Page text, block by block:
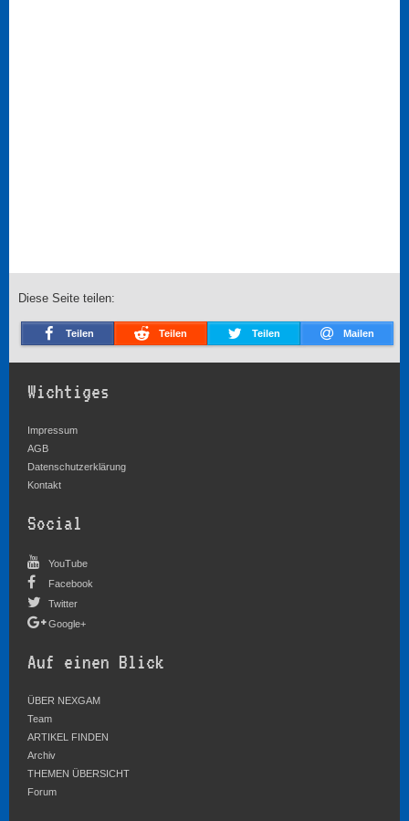
Diese Seite teilen:
Teilen Teilen Teilen Mailen
Wichtiges
Impressum
AGB
Datenschutzerklärung
Kontakt
Social
YouTube
Facebook
Twitter
Google+
Auf einen Blick
ÜBER NEXGAM
Team
ARTIKEL FINDEN
Archiv
THEMEN ÜBERSICHT
Forum